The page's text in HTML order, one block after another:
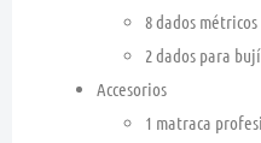
8 dados
2 dados para
Accesorios
1 matraca